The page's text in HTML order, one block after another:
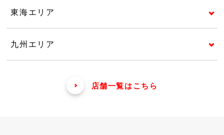
東海エリア
九州エリア
店舗一覧はこちら